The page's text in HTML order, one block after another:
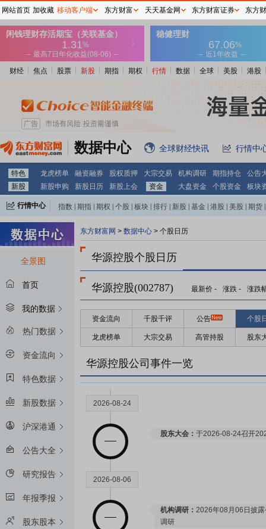
财经 焦点 股票 新股 期指 期权 行情 数据 全球 美股 港股
数据中心 全球财经快讯 行情中
特色 龙虎榜单 融资融券 股权质押 大宗交易 机构调研 期指持仓
公告
新股
新股申购 新股日历 新股上会 资金 大盘资金 个股资金 板块
行情中心 指数 期指 期权 个股 板块 排行 新股 基金 港股 美股 期货
全景图
首页
我的数据
热门数据
资金流向
特色数据
新股数据
沪深港通
公告大全
研究报告
年报季报
股东股本
东方财富网 > 数据中心 > 个股日历
华源控股个股日历
华源控股(002787) 最新价 - 涨跌 - 涨跌
资金流向 千股千评 公告 个股
龙虎榜单 大宗交易 高管持股 股东
华源控股公司事件一览
2026-08-24
股东大会： 于2026-08-24召开
2026-08-06
机构调研： 2026年08月06日披
调研
网站首页 加收藏 移动客户端 东方财富 天天基金网 东方财富证券 东方